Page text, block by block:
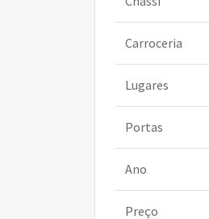
Carroceria
Lugares
Portas
Ano
Preço